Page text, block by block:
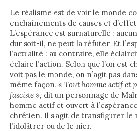
Le réalisme est de voir le monde
enchaînements de causes et
L’espérance est surnaturelle :
dur soit-il, ne peut la réfuter. Et
l’actualité : au contraire, elle
éclaire l’action. Selon que l’on est
voit pas le monde, on n’agit pas
même façon. « Tout homme actif et
fasciste », dit un personnage de
homme actif et ouvert à
chrétien. Il s’agit de transfigurer le
l’idolâtrer ou de le nier.